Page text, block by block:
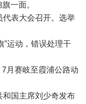
一面。
表大会召开。选举
运动，错误处理干
赛岐至霞浦公路动
国主席刘少奇发布